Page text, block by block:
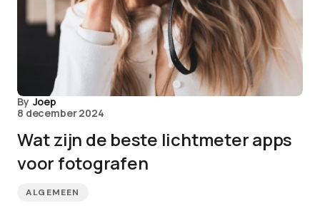
By Joep
8 december 2024
Wat zijn de beste lichtmeter apps
voor fotografen
ALGEMEEN